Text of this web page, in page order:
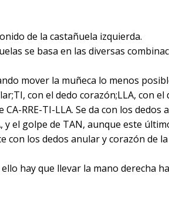
de la castañuela izquierda.
se basa en las diversas
mover la muñeca lo menos
con el dedo corazón;LLA, con el
RRE-TI-LLA. Se da con los
el golpe de TAN, aunque este
con los dedos anular y corazón de
hay que llevar la mano derecha